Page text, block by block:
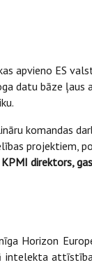
apvieno ES
datu bāze
komandas
projektiem,
KPMI direktors,
Horizon
intelekta